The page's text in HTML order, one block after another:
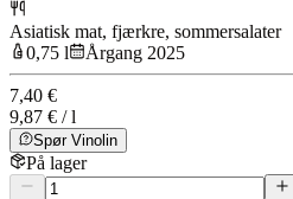
Asiatisk mat, fjærkre, sommersalater
0,75 l
Årgang 2025
7,40 €
9,87 € / l
Spør Vinolin
På lager